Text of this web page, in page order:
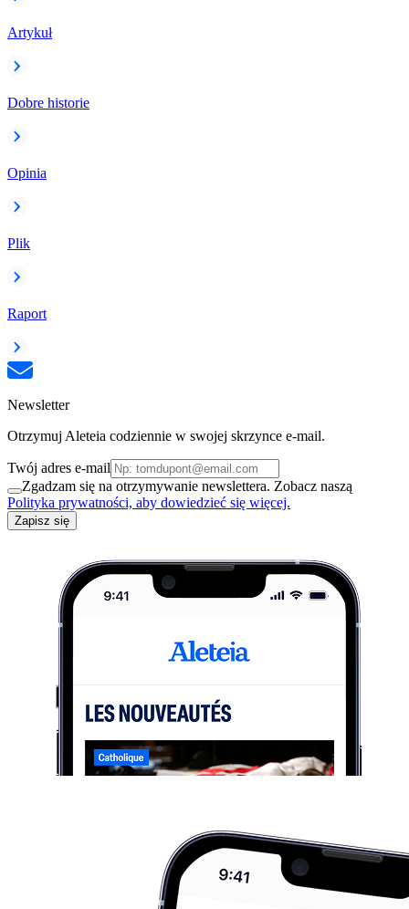
Artykuł
Dobre historie
Opinia
Plik
Raport
Newsletter
Otrzymuj Aleteia codziennie w swojej skrzynce e-mail.
Twój adres e-mail
Zgadzam się na otrzymywanie newslettera. Zobacz naszą
Polityka prywatności, aby dowiedzieć się więcej.
Zapisz się